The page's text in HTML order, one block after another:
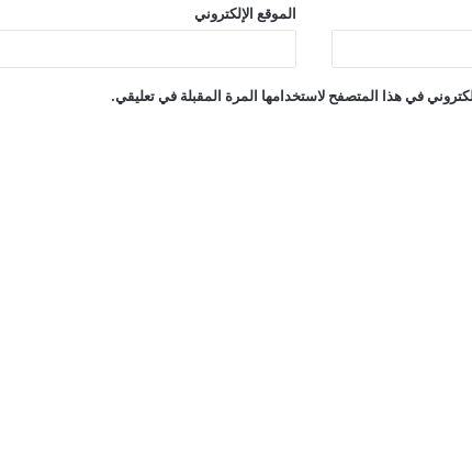
الموقع الإلكتروني
في هذا المتصفح لاستخدامها المرة المقبلة في تعليقي.